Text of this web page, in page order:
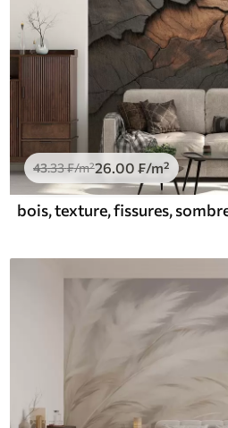
43.33₣/m²26.00 ₣/m²